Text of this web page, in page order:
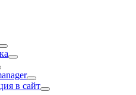
в сайт